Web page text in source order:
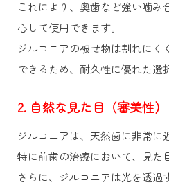
これにより、奥歯など強い噛
心して使用できます。
ジルコニアの被せ物は割れにく
できるため、耐久性に優れた選
2. 自然な見た目（審美性）
ジルコニアは、天然歯に非常に
特に前歯の治療において、見た
さらに、ジルコニアは光を透過